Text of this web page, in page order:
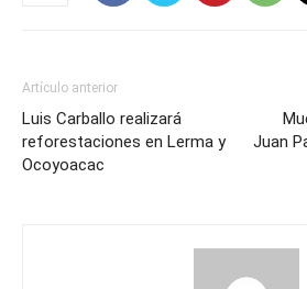
Artículo anterior
Luis Carballo realizará
reforestaciones en Lerma y
Ocoyoacac
Juan